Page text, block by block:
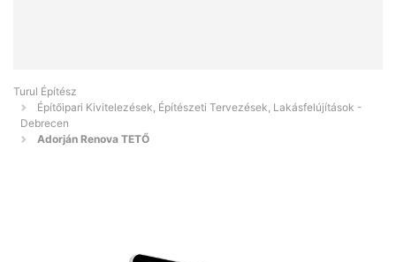
Turul Építész
Építőipari Kivitelezések, Építészeti Tervezések, Lakásfelújítások -
Debrecen
Adorján Renova TETŐ